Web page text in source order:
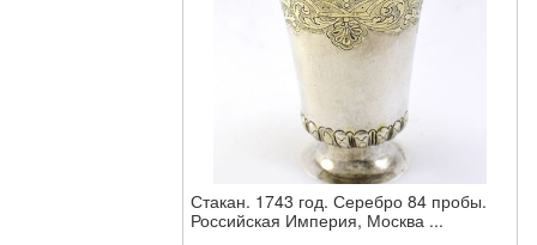
Стакан. 1743 год. Серебро 84 пробы.
Российская Империя, Москва ...